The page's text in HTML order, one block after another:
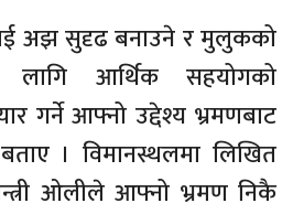
अझ सुदृढ बनाउने र मुलुकको
लागि आर्थिक सहयोगको
गर्ने आफ्नो उद्देश्य भ्रमणबाट
। विमानस्थलमा लिखित
ओलीले आफ्नो भ्रमण निकै